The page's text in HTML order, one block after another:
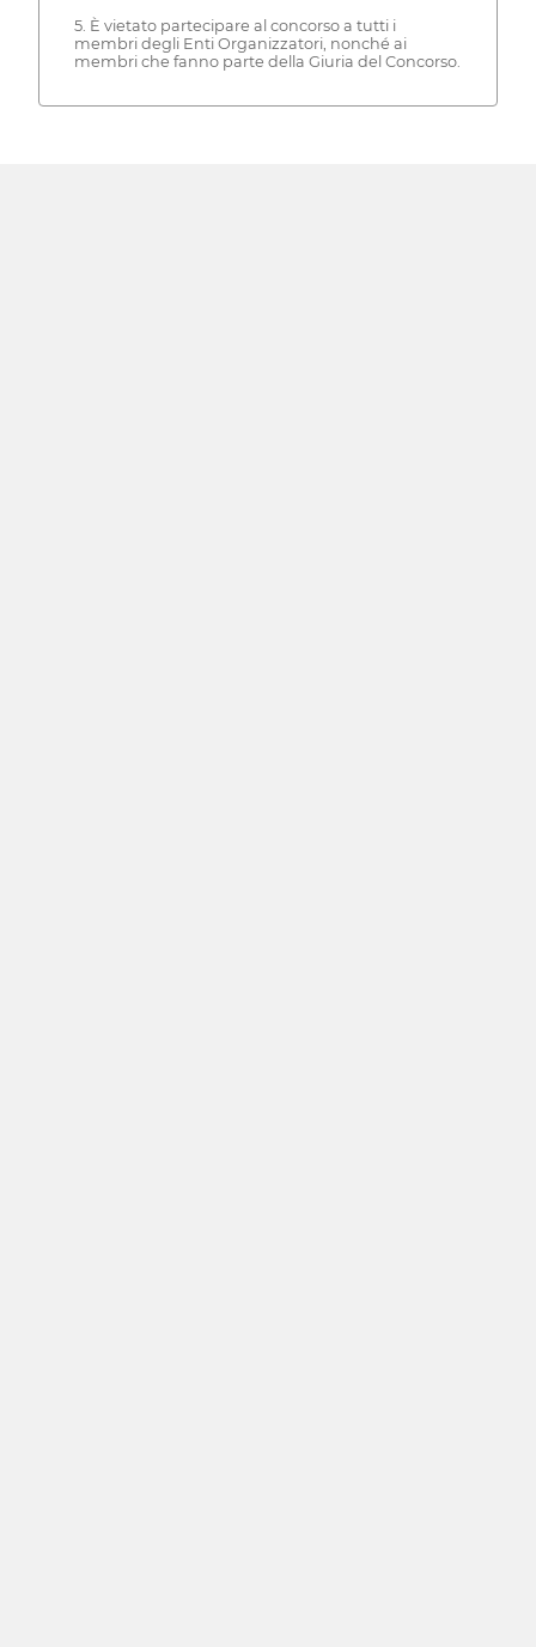
5. È vietato partecipare al concorso a tutti i
membri degli Enti Organizzatori, nonché ai
membri che fanno parte della Giuria del Concorso.